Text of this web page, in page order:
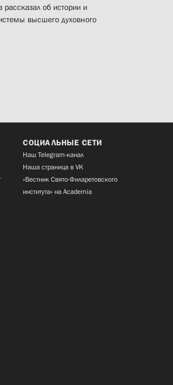
об истории и
высшего духовного
СОЦИАЛЬНЫЕ СЕТИ
Наш Telegram-канал
Наша страница в VK
«Вестник Свято-Филаретовского
института» на Academia